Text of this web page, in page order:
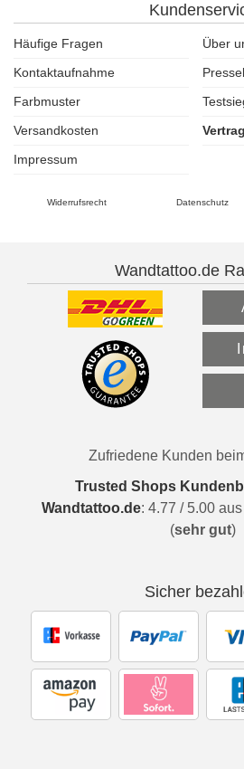
Häufige Fragen
Über
Kontaktaufnahme
Farbmuster
Versandkosten
Impressum
Widerrufsrecht Datenschutz
Wandtattoo.de
Zufriedene Kunden
Trusted Shops
Wandtattoo.de: 4.77 / 5.00 aus
(sehr gut)
Sicher